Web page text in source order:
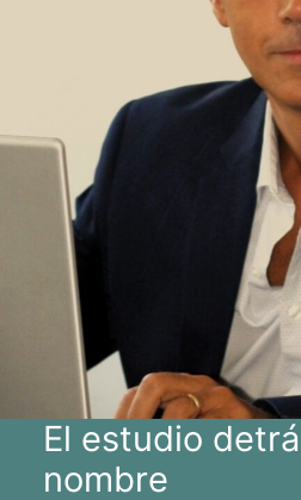
El estudio
nombre